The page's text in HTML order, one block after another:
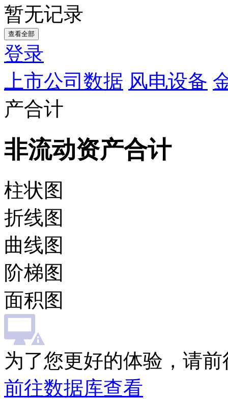
暂无记录
查看全部
登录
上市公司数据 风电设备
产合计
非流动资产合计
柱状图
折线图
曲线图
阶梯图
面积图
为了您更好的体验，请
前往数据库查看